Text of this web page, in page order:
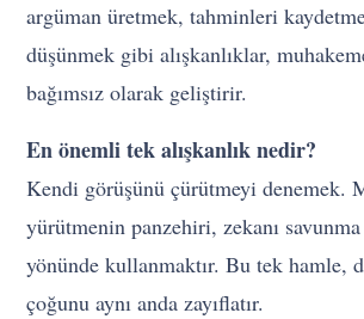
argüman üretmek, tahminleri
düşünmek gibi alışkanlıklar,
bağımsız olarak geliştirir.
En önemli tek alışkanlık nedir?
Kendi görüşünü çürütmeyi denemek.
yürütmenin panzehiri, zekanı
yönünde kullanmaktır. Bu tek hamle,
çoğunu aynı anda zayıflatır.